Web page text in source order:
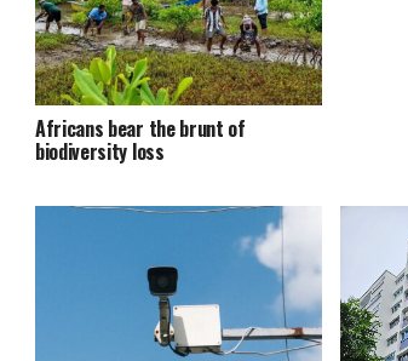
Africans bear the brunt of
biodiversity loss